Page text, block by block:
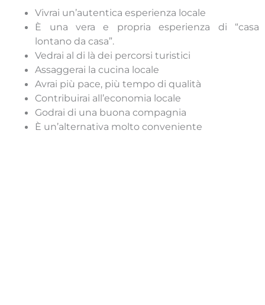
Vivrai un’autentica esperienza locale
È una vera e propria esperienza di “casa
lontano da casa”.
Vedrai al di là dei percorsi turistici
Assaggerai la cucina locale
Avrai più pace, più tempo di qualità
Contribuirai all’economia locale
Godrai di una buona compagnia
È un’alternativa molto conveniente